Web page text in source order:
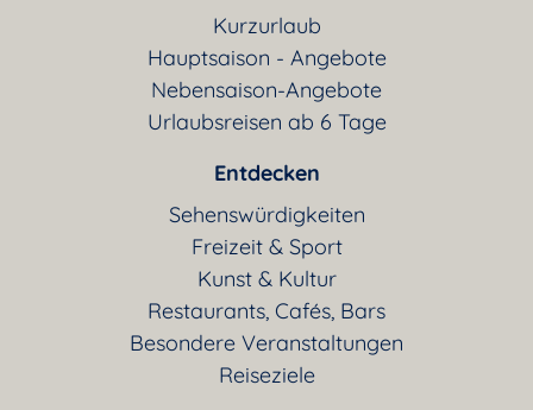
Kurzurlaub
Hauptsaison - Angebote
Nebensaison-Angebote
Urlaubsreisen ab 6 Tage
Entdecken
Sehenswürdigkeiten
Freizeit & Sport
Kunst & Kultur
Restaurants, Cafés, Bars
Besondere Veranstaltungen
Reiseziele